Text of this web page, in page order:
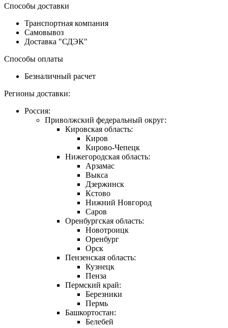
Способы доставки
Транспортная компания
Самовывоз
Доставка "СДЭК"
Способы оплаты
Безналичный расчет
Регионы доставки:
Россия:
Приволжский федеральный округ:
Кировская область:
Киров
Кирово-Чепецк
Нижегородская область:
Арзамас
Выкса
Дзержинск
Кстово
Нижний Новгород
Саров
Оренбургская область:
Новотроицк
Оренбург
Орск
Пензенская область:
Кузнецк
Пенза
Пермский край:
Березники
Пермь
Башкортостан:
Белебей